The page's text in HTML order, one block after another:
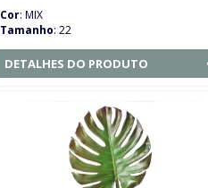
Cor: MIX
Tamanho: 22
DETALHES DO PRODUTO